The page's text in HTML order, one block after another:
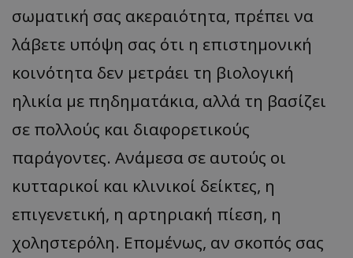
σωματική σας ακεραιότητα, πρέπει να
λάβετε υπόψη σας ότι η επιστημονική
κοινότητα δεν μετράει τη βιολογική
ηλικία με πηδηματάκια, αλλά τη βασίζει
σε πολλούς και διαφορετικούς
παράγοντες. Ανάμεσα σε αυτούς οι
κυτταρικοί και κλινικοί δείκτες, η
επιγενετική, η αρτηριακή πίεση, η
χοληστερόλη. Επομένως, αν σκοπός σας